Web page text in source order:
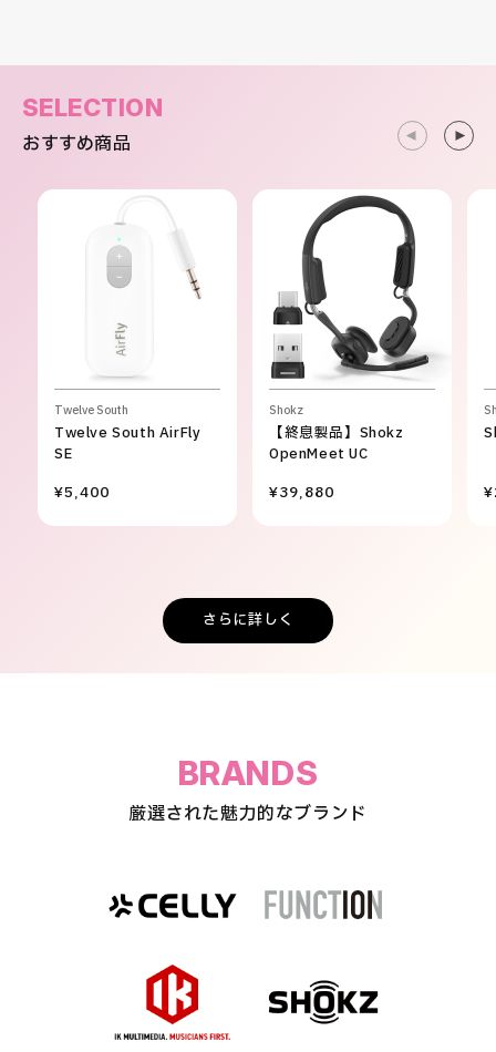
SELECTION
おすすめ商品
Twelve South
Twelve South AirFly
SE
¥5,400
Shokz
【終息製品】Shokz
OpenMeet UC
¥39,880
さらに詳しく
BRANDS
厳選された魅力的なブランド